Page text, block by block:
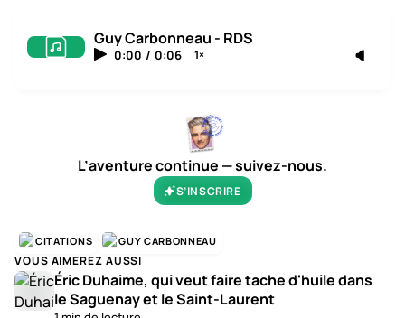
Guy Carbonneau - RDS
0:00 / 0:06 1×
L’aventure continue — suivez-nous.
S’INSCRIRE
CITATIONS GUY CARBONNEAU
VOUS AIMEREZ AUSSI
Éric Duhaime, qui veut faire tache d'huile dans
le Saguenay et le Saint-Laurent